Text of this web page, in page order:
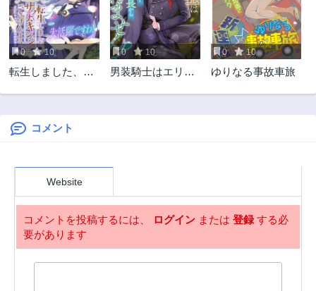
0 10
転生しました、サ
う。 ～優雅なスロ
ーライフで大忙し
です。ごきげんよ
う。 ～婚約破棄さ
れたので田舎で気
ままに暮らしたい
と思います～
0 10
男装騎士はエリー
0 10
ゆりなる事故車旅
コメント
Website
コメントを投稿するには、 ログイン または 登録する必
要があります